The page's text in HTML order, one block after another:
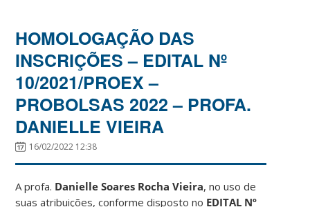
HOMOLOGAÇÃO DAS
INSCRIÇÕES – EDITAL Nº
10/2021/PROEX –
PROBOLSAS 2022 – PROFA.
DANIELLE VIEIRA
16/02/2022 12:38
A profa. Danielle Soares Rocha Vieira, no uso de
suas atribuições, conforme disposto no EDITAL Nº